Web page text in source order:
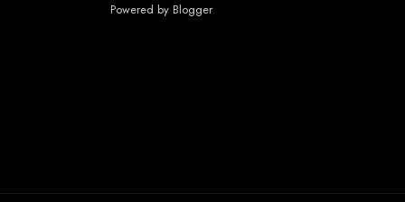
Powered by Blogger